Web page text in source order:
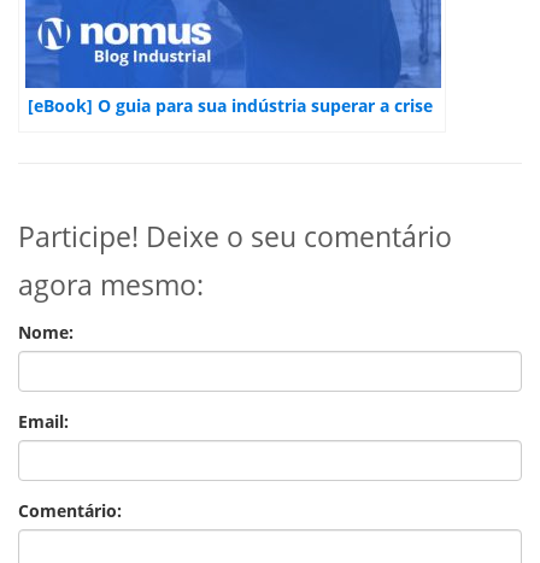
[eBook] O guia para sua indústria superar a crise
Participe! Deixe o seu comentário
agora mesmo:
Nome:
Email:
Comentário: